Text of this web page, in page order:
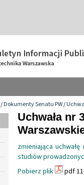
/Dokumenty Senatu PW/
Uchwała nr
zmieniająca
studiów
Pobierz plik
pdf